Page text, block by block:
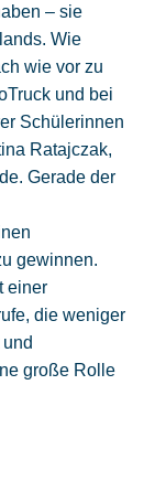
– sie
Wie
wie vor zu
und bei
Schülerinnen
Ratajczak,
Gerade der
gewinnen.
einer
die weniger
große Rolle